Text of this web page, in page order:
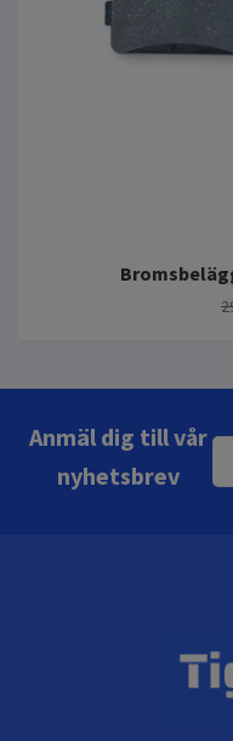
Anmäl dig till vår
nyhetsbrev